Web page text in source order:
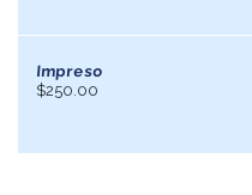
Impreso
$250.00